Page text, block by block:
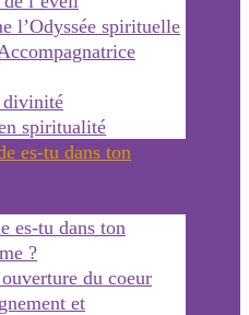
l’Odyssée spirituelle
divinité
spiritualité
es-tu dans ton
es-tu dans ton
?
du coeur
et